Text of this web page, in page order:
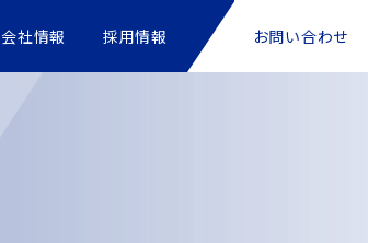
会社情報 採用情報 お問い合わせ